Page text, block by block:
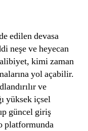
edilen devasa
neşe ve heyecan
kimi zaman
yol açabilir.
ve
yüksek içsel
güncel giriş
platformunda